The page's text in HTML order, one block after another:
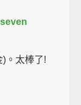
。太棒了!